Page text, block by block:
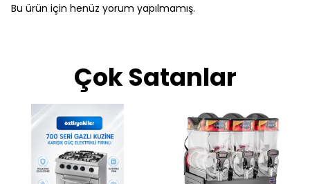
Bu ürün için henüz yorum yapılmamış.
Çok Satanlar